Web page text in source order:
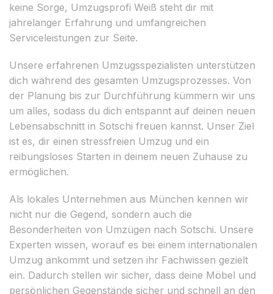
keine Sorge, Umzugsprofi Weiß steht dir mit
jahrelanger Erfahrung und umfangreichen
Serviceleistungen zur Seite.
Unsere erfahrenen Umzugsspezialisten unterstützen
dich während des gesamten Umzugsprozesses. Von
der Planung bis zur Durchführung kümmern wir uns
um alles, sodass du dich entspannt auf deinen neuen
Lebensabschnitt in Sotschi freuen kannst. Unser Ziel
ist es, dir einen stressfreien Umzug und ein
reibungsloses Starten in deinem neuen Zuhause zu
ermöglichen.
Als lokales Unternehmen aus München kennen wir
nicht nur die Gegend, sondern auch die
Besonderheiten von Umzügen nach Sotschi. Unsere
Experten wissen, worauf es bei einem internationalen
Umzug ankommt und setzen ihr Fachwissen gezielt
ein. Dadurch stellen wir sicher, dass deine Möbel und
persönlichen Gegenstände sicher und schnell an den